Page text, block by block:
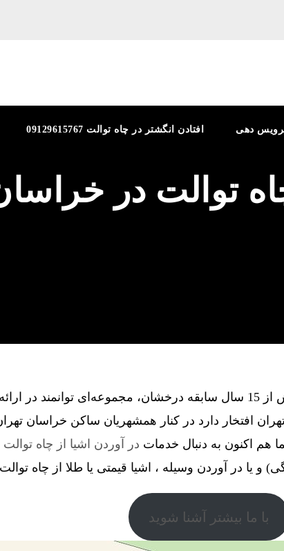
افتادن انگشتر در چاه توالت 09129615767 دهی
توالت در
گروه فنی آذین گستر آچاگ ، با بیش از 15 سال سابقه درخشان، مجموعه‌ای
افتخار دارد در کنار همشهریان ساکن خراسان
هم اکنون به دنبال خدمات در آوردن اشیا از چاه توالت
و یا در آوردن وسیله ، اشیا قیمتی یا طلا از چاه
با ما بیشتر آشنا شوید